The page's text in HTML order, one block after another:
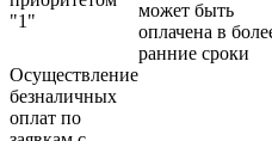
"1"
может быть
оплачена в
ранние сроки
Осуществление
безналичных
оплат по